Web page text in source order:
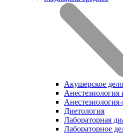
Акушерское дело
Анестезиология
Диетология
Лабораторная
Лабораторное